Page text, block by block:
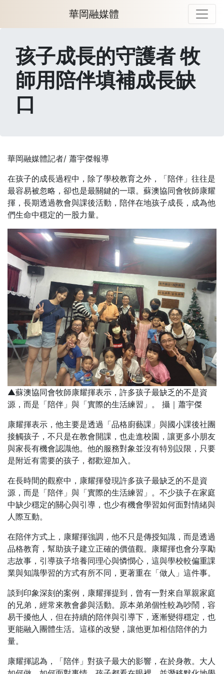
華岡融媒體
孩子成長的守護者 牧
師用陪伴填補成長缺
口
華岡融媒體記者/ 蕭宇傑報導
在孩子的成長過程中，除了學校教育之外，「陪伴」往往是
最容易被忽略，卻也是最關鍵的一環。蘇澳協同會牧師康耀
揮，長期透過教會與課後活動，陪伴在地孩子成長，成為他
們生命中穩定的一股力量。
▲蘇澳協同會牧師康耀揮表示，許多孩子最缺乏的不是資
源，而是「陪伴」與「實際的生活練習」。 攝｜蕭宇傑
康耀揮表示，他主要是透過「品格廚藝課」與國小課後社團
接觸孩子，不只是在教會開課，也走進校園，讓更多小朋友
與家長有機會認識他。他的服務對象並沒有特別設限，只要
是附近有需要的孩子，都歡迎加入。
在長時間的觀察中，康耀揮發現許多孩子最缺乏的不是資
源，而是「陪伴」與「實際的生活練習」。不少孩子在家庭
中缺少穩定的關心與引導，也少有機會學習如何面對情緒與
人際互動。
在陪伴方式上，康耀揮強調，他不只是傳授知識，而是透過
品格教育，幫助孩子建立正確的價值觀。康耀揮也會分享勵
志故事，引導孩子培養同理心與憐憫心，這與學校較偏重課
業與知識學習的方式有所不同，更著重在「做人」這件事。
談到印象深刻的案例，康耀揮提到，曾有一對來自單親家庭
的兄弟，經常來教會參與活動。原本弟弟個性較為吵鬧，容
易干擾他人，但在持續的陪伴與引導下，逐漸變得穩定，也
更能融入團體生活。這樣的改變，讓他更加相信陪伴的力
量。
康耀揮認為，「陪伴」對孩子最大的影響，在於身教。大人